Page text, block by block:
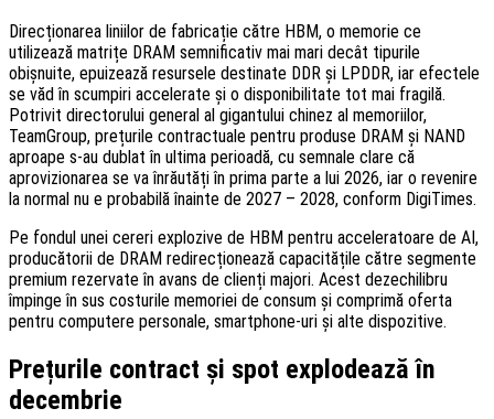
Direcționarea liniilor de fabricație către HBM, o memorie ce
utilizează matrițe DRAM semnificativ mai mari decât tipurile
obișnuite, epuizează resursele destinate DDR și LPDDR, iar efectele
se văd în scumpiri accelerate și o disponibilitate tot mai fragilă.
Potrivit directorului general al gigantului chinez al memoriilor,
TeamGroup, prețurile contractuale pentru produse DRAM și NAND
aproape s-au dublat în ultima perioadă, cu semnale clare că
aprovizionarea se va înrăutăți în prima parte a lui 2026, iar o revenire
la normal nu e probabilă înainte de 2027 – 2028, conform DigiTimes.
Pe fondul unei cereri explozive de HBM pentru acceleratoare de AI,
producătorii de DRAM redirecționează capacitățile către segmente
premium rezervate în avans de clienți majori. Acest dezechilibru
împinge în sus costurile memoriei de consum și comprimă oferta
pentru computere personale, smartphone-uri și alte dispozitive.
Prețurile contract și spot explodează în
decembrie